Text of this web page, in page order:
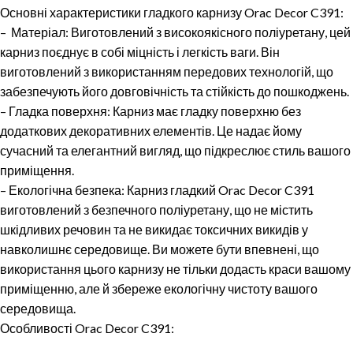
Основні характеристики гладкого карнизу Orac Decor C391:
– Матеріал: Виготовлений з високоякісного поліуретану, цей
карниз поєднує в собі міцність і легкість ваги. Він
виготовлений з використанням передових технологій, що
забезпечують його довговічність та стійкість до пошкоджень.
– Гладка поверхня: Карниз має гладку поверхню без
додаткових декоративних елементів. Це надає йому
сучасний та елегантний вигляд, що підкреслює стиль вашого
приміщення.
– Екологічна безпека: Карниз гладкий Orac Decor C391
виготовлений з безпечного поліуретану, що не містить
шкідливих речовин та не викидає токсичних викидів у
навколишнє середовище. Ви можете бути впевнені, що
використання цього карнизу не тільки додасть краси вашому
приміщенню, але й збереже екологічну чистоту вашого
середовища.
Особливості Orac Decor C391: